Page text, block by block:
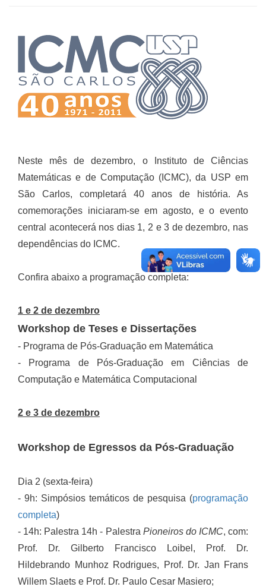
Neste mês de dezembro, o Instituto de Ciências
Matemáticas e de Computação (ICMC), da USP em
São Carlos, completará 40 anos de história. As
comemorações iniciaram-se em agosto, e o evento
central acontecerá nos dias 1, 2 e 3 de dezembro, nas
dependências do ICMC.
Confira abaixo a programação completa:
1 e 2 de dezembro
Workshop de Teses e Dissertações
- Programa de Pós-Graduação em Matemática
- Programa de Pós-Graduação em Ciências de
Computação e Matemática Computacional
2 e 3 de dezembro
Workshop de Egressos da Pós-Graduação
Dia 2 (sexta-feira)
- 9h: Simpósios temáticos de pesquisa (programação
completa)
- 14h: Palestra 14h - Palestra Pioneiros do ICMC, com:
Prof. Dr. Gilberto Francisco Loibel, Prof. Dr.
Hildebrando Munhoz Rodrigues, Prof. Dr. Jan Frans
Willem Slaets e Prof. Dr. Paulo Cesar Masiero;